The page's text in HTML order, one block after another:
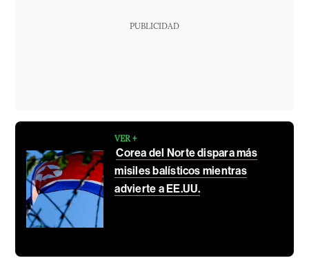
PUBLICIDAD
VER +
Corea del Norte dispara más
misiles balísticos mientras
advierte a EE.UU.